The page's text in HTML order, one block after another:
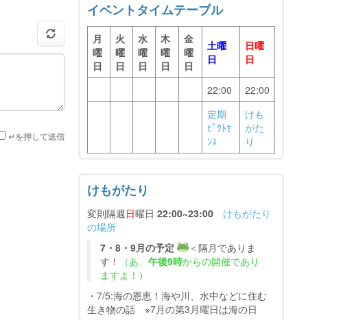
↵を押して送信
イベントタイムテーブル
月
曜
日
火
曜
日
水
曜
日
木
曜
日
金
曜
日
土曜
日
日曜
日
22:00
22:00
定期
ﾋﾟｸﾄｾ
ﾝｽ
けも
がた
り
けもがたり
変則隔週 日曜日 22:00~23:00
けもがたり
の場所
7・8・9月の予定
＜隔月でありま
す！
（あ、 午後9時からの開催であり
ますよ！）
・7/5:海の恩恵！海や川、水中などに住む
生き物の話 ※7月の第3月曜日は海の日